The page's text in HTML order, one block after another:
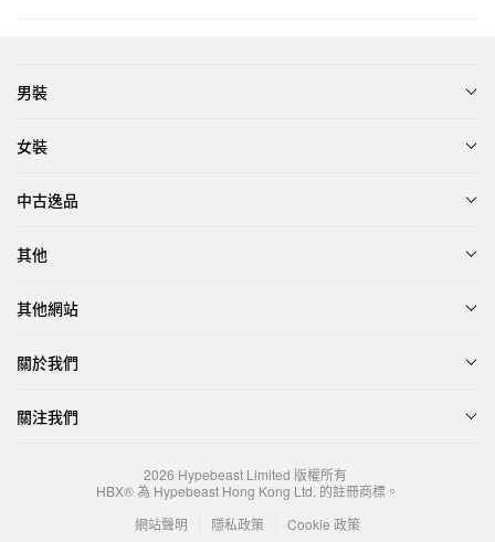
男裝
女裝
中古逸品
其他
其他網站
關於我們
關注我們
2026 Hypebeast Limited 版權所有
HBX® 為 Hypebeast Hong Kong Ltd. 的註冊商標。
網站聲明
隱私政策 Cookie 政策